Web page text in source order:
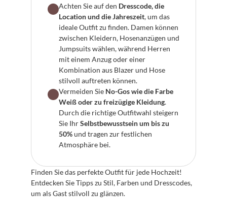
Achten Sie auf den Dresscode, die
Location und die Jahreszeit, um das
ideale Outfit zu finden. Damen können
zwischen Kleidern, Hosenanzügen und
Jumpsuits wählen, während Herren
mit einem Anzug oder einer
Kombination aus Blazer und Hose
stilvoll auftreten können.
Vermeiden Sie No-Gos wie die Farbe
Weiß oder zu freizügige Kleidung.
Durch die richtige Outfitwahl steigern
Sie Ihr Selbstbewusstsein um bis zu
50% und tragen zur festlichen
Atmosphäre bei.
Finden Sie das perfekte Outfit für jede Hochzeit!
Entdecken Sie Tipps zu Stil, Farben und Dresscodes,
um als Gast stilvoll zu glänzen.